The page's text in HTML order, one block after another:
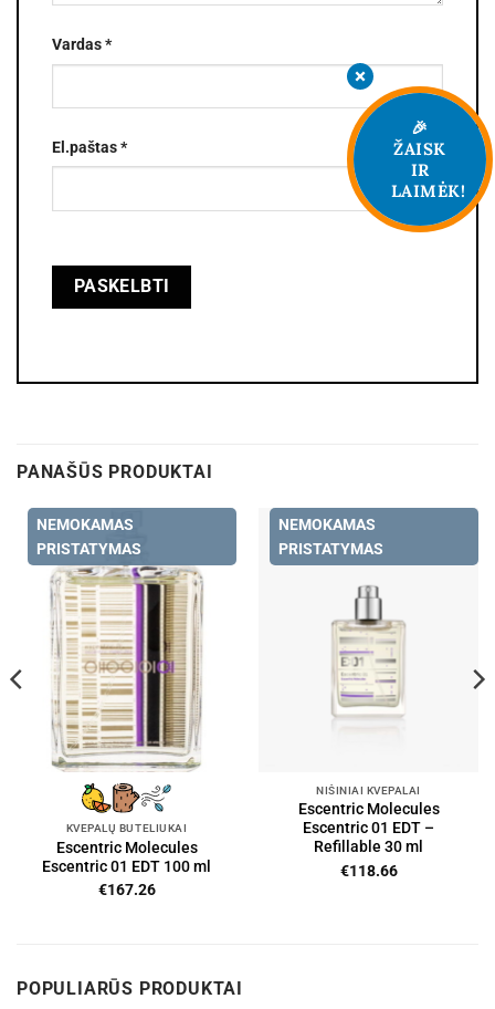
Vardas*
El.paštas*
PANAŠŪS PRODUKTAI
NEMOKAMAS
PRISTATYMAS
KVEPALŲ BUTELIUKAI
Escentric Molecules
Escentric 01 EDT 100 ml
€167.26
NEMOKAMAS
PRISTATYMAS
NIŠINIAI KVEPALAI
Escentric Molecules
Escentric 01 EDT –
Refillable 30 ml
€118.66
POPULIARŪS PRODUKTAI
🎉
ŽAISK
IR
LAIMĖK!